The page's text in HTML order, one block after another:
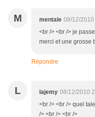
M mentale 08/12/2010
<br /> <br /> je
merci et une grosse
Répondre
L lajemy 08/12/2010
<br /> <br /> quel
/> <br /> <br />